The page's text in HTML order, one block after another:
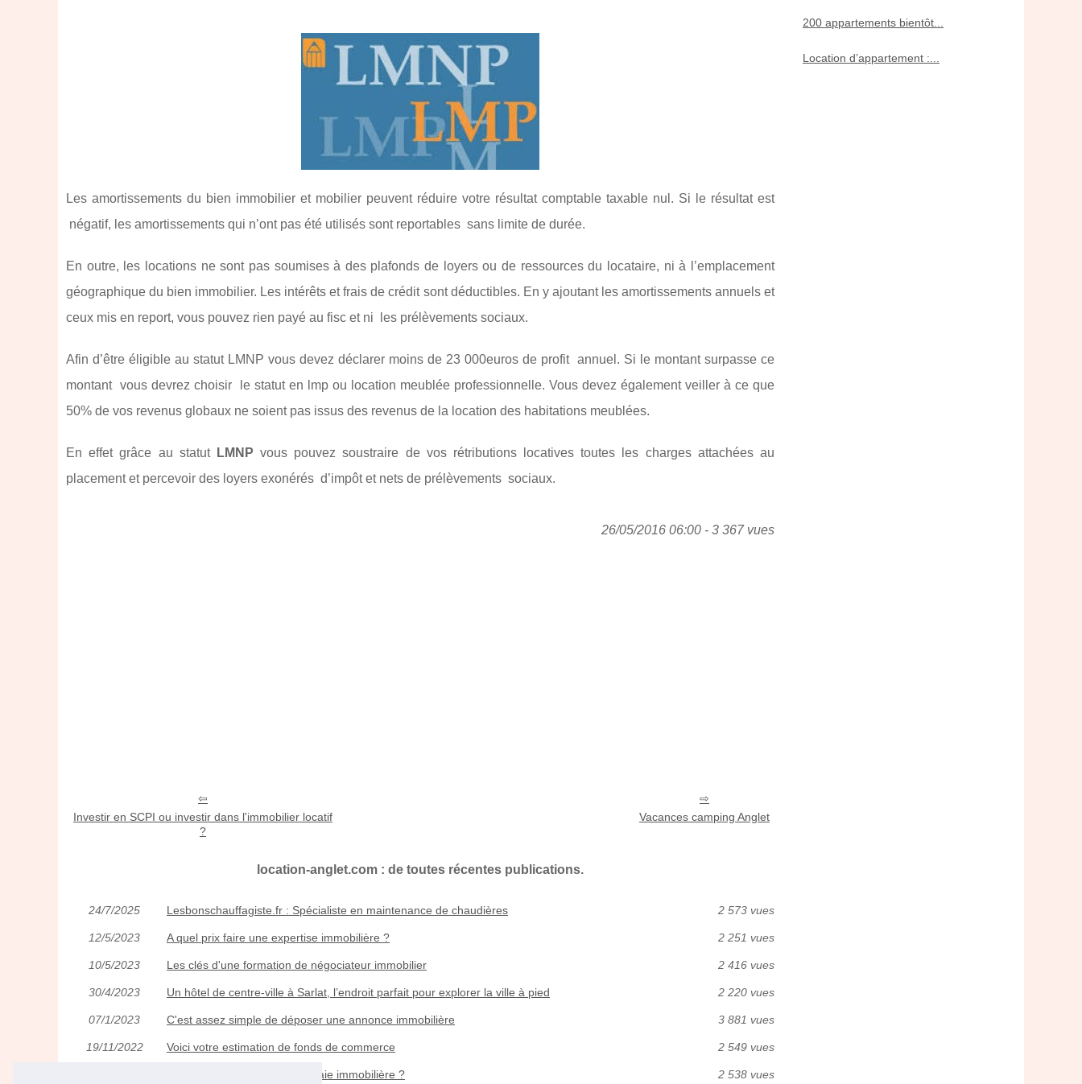
Les amortissements du bien immobilier et mobilier peuvent réduire votre résultat comptable taxable nul. Si le résultat est
négatif, les amortissements qui n’ont pas été utilisés sont reportables sans limite de durée.
En outre, les locations ne sont pas soumises à des plafonds de loyers ou de ressources du locataire, ni à l’emplacement
géographique du bien immobilier. Les intérêts et frais de crédit sont déductibles. En y ajoutant les amortissements annuels et
ceux mis en report, vous pouvez rien payé au fisc et ni les prélèvements sociaux.
Afin d’être éligible au statut LMNP vous devez déclarer moins de 23 000euros de profit annuel. Si le montant surpasse ce
montant vous devrez choisir le statut en lmp ou location meublée professionnelle. Vous devez également veiller à ce que
50% de vos revenus globaux ne soient pas issus des revenus de la location des habitations meublées.
En effet grâce au statut LMNP vous pouvez soustraire de vos rétributions locatives toutes les charges attachées au
placement et percevoir des loyers exonérés d’impôt et nets de prélèvements sociaux.
26/05/2016 06:00 - 3 367 vues
Investir en SCPI ou investir dans l'immobilier locatif
?
Vacances camping Anglet
location-anglet.com : de toutes récentes publications.
24/7/2025 Lesbonschauffagiste.fr : Spécialiste en maintenance de chaudières 2 573 vues
12/5/2023 A quel prix faire une expertise immobilière ? 2 251 vues
10/5/2023 Les clés d'une formation de négociateur immobilier 2 416 vues
30/4/2023 Un hôtel de centre-ville à Sarlat, l’endroit parfait pour explorer la ville à pied 2 220 vues
07/1/2023 C'est assez simple de déposer une annonce immobilière 3 881 vues
19/11/2022 Voici votre estimation de fonds de commerce 2 549 vues
Qu'est-ce que la crypto-monnaie immobilière ? 2 538 vues
200 appartements bientôt...
Location d’appartement :...